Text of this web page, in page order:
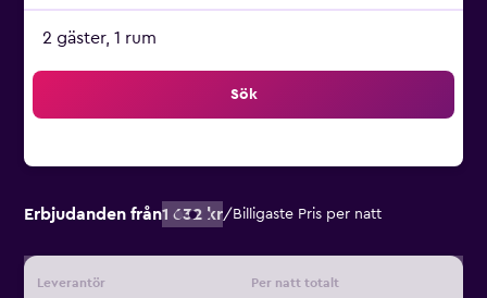
2 gäster, 1 rum
Sök
Erbjudanden från1 632 kr/ Billigaste Pris per natt
Leverantör Per natt totalt